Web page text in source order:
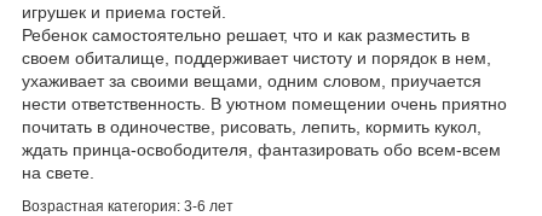
игрушек и приема гостей.
Ребенок самостоятельно решает, что и как разместить в
своем обиталище, поддерживает чистоту и порядок в нем,
ухаживает за своими вещами, одним словом, приучается
нести ответственность. В уютном помещении очень приятно
почитать в одиночестве, рисовать, лепить, кормить кукол,
ждать принца-освободителя, фантазировать обо всем-всем
на свете.
Возрастная категория: 3-6 лет